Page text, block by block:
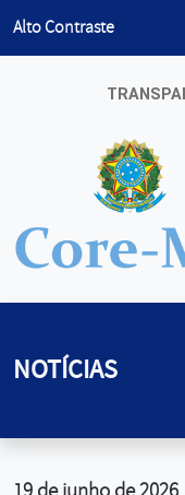
Habilitar
Alto Contraste
NOTÍCIAS